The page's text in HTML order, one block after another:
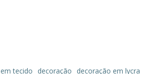
tecido decoração decoração em lycra